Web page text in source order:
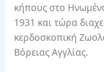
κήπους στο
1931 και τώρα
κερδοσκοπική
Βόρειας Αγγλίας.